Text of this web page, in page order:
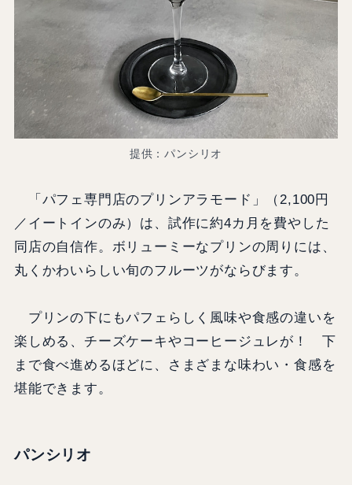
提供：パンシリオ
「パフェ専門店のプリンアラモード」（2,100円
／イートインのみ）は、試作に約4カ月を費やした
同店の自信作。ボリューミーなプリンの周りには、
丸くかわいらしい旬のフルーツがならびます。
プリンの下にもパフェらしく風味や食感の違いを
楽しめる、チーズケーキやコーヒージュレが！ 下
まで食べ進めるほどに、さまざまな味わい・食感を
堪能できます。
パンシリオ